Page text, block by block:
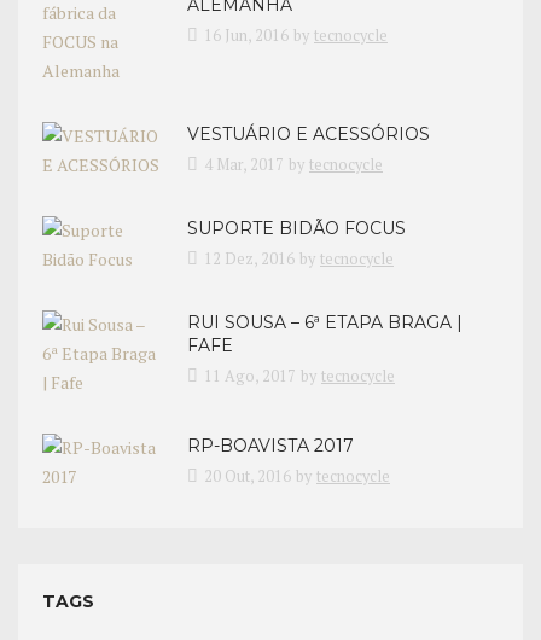
ALEMANHA
16 Jun, 2016 by tecnocycle
VESTUÁRIO E ACESSÓRIOS
4 Mar, 2017 by tecnocycle
SUPORTE BIDÃO FOCUS
12 Dez, 2016 by tecnocycle
RUI SOUSA – 6ª ETAPA BRAGA |
FAFE
11 Ago, 2017 by tecnocycle
RP-BOAVISTA 2017
20 Out, 2016 by tecnocycle
TAGS